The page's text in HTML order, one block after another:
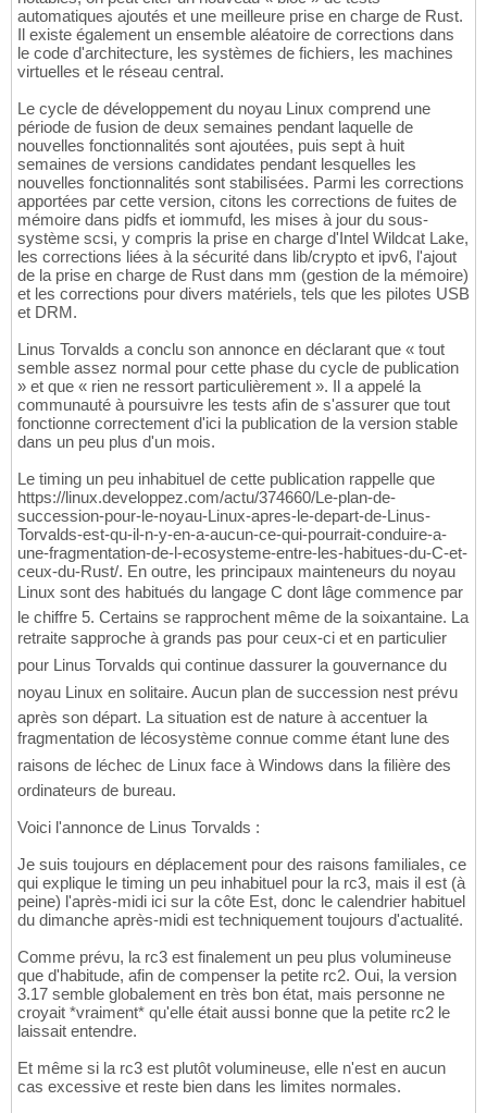
automatiques ajoutés et une meilleure prise en charge de Rust.
Il existe également un ensemble aléatoire de corrections dans
le code d'architecture, les systèmes de fichiers, les machines
virtuelles et le réseau central.
Le cycle de développement du noyau Linux comprend une
période de fusion de deux semaines pendant laquelle de
nouvelles fonctionnalités sont ajoutées, puis sept à huit
semaines de versions candidates pendant lesquelles les
nouvelles fonctionnalités sont stabilisées. Parmi les corrections
apportées par cette version, citons les corrections de fuites de
mémoire dans pidfs et iommufd, les mises à jour du sous-
système scsi, y compris la prise en charge d'Intel Wildcat Lake,
les corrections liées à la sécurité dans lib/crypto et ipv6, l'ajout
de la prise en charge de Rust dans mm (gestion de la mémoire)
et les corrections pour divers matériels, tels que les pilotes USB
et DRM.
Linus Torvalds a conclu son annonce en déclarant que « tout
semble assez normal pour cette phase du cycle de publication
» et que « rien ne ressort particulièrement ». Il a appelé la
communauté à poursuivre les tests afin de s'assurer que tout
fonctionne correctement d'ici la publication de la version stable
dans un peu plus d'un mois.
Le timing un peu inhabituel de cette publication rappelle que
https://linux.developpez.com/actu/374660/Le-plan-de-
succession-pour-le-noyau-Linux-apres-le-depart-de-Linus-
Torvalds-est-qu-il-n-y-en-a-aucun-ce-qui-pourrait-conduire-a-
une-fragmentation-de-l-ecosysteme-entre-les-habitues-du-C-et-
ceux-du-Rust/. En outre, les principaux mainteneurs du noyau
Linux sont des habitués du langage C dont lâge commence par
le chiffre 5. Certains se rapprochent même de la soixantaine. La
retraite sapproche à grands pas pour ceux-ci et en particulier
pour Linus Torvalds qui continue dassurer la gouvernance du
noyau Linux en solitaire. Aucun plan de succession nest prévu
après son départ. La situation est de nature à accentuer la
fragmentation de lécosystème connue comme étant lune des
raisons de léchec de Linux face à Windows dans la filière des
ordinateurs de bureau.
Voici l'annonce de Linus Torvalds :
Je suis toujours en déplacement pour des raisons familiales, ce
qui explique le timing un peu inhabituel pour la rc3, mais il est (à
peine) l'après-midi ici sur la côte Est, donc le calendrier habituel
du dimanche après-midi est techniquement toujours d'actualité.
Comme prévu, la rc3 est finalement un peu plus volumineuse
que d'habitude, afin de compenser la petite rc2. Oui, la version
3.17 semble globalement en très bon état, mais personne ne
croyait *vraiment* qu'elle était aussi bonne que la petite rc2 le
laissait entendre.
Et même si la rc3 est plutôt volumineuse, elle n'est en aucun
cas excessive et reste bien dans les limites normales.